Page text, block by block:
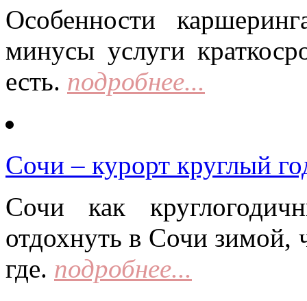
Особенности
минусы услуги
есть. подробнее...
Сочи – курорт круглый
Сочи как
отдохнуть в Сочи зимой,
где. подробнее...